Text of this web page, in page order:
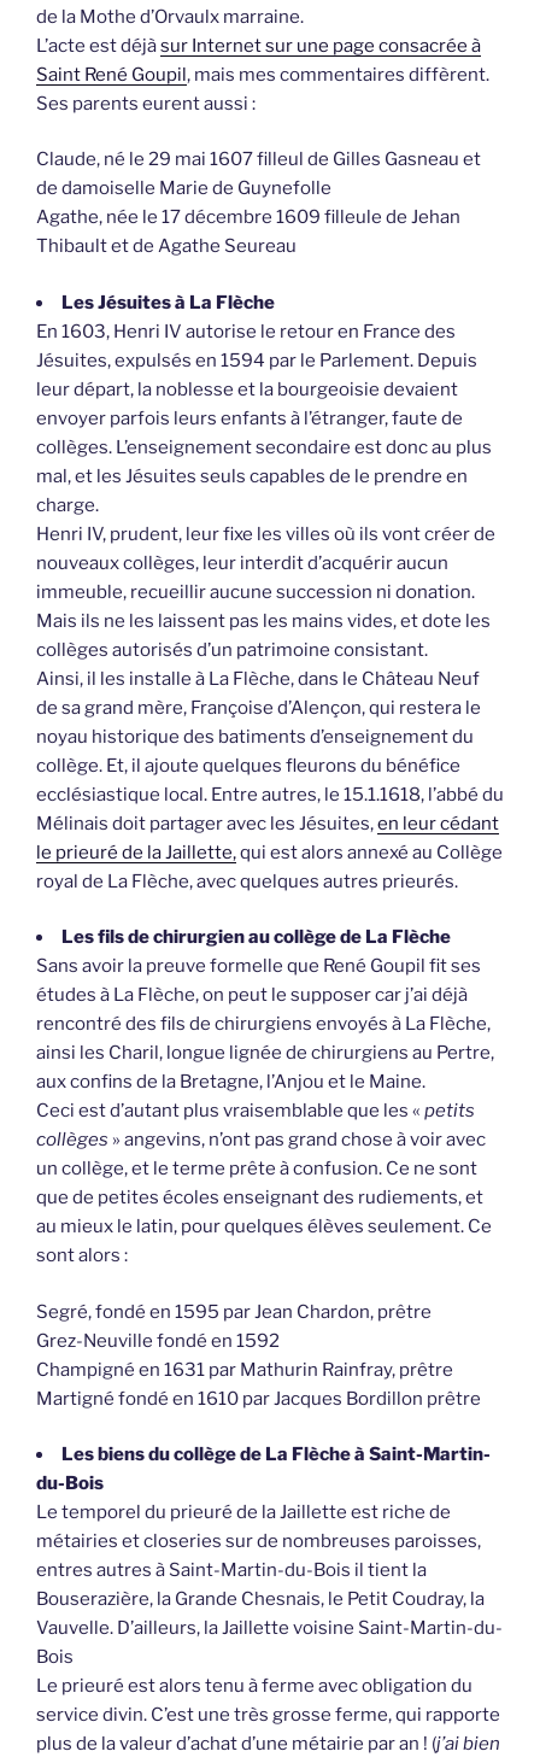
de la Mothe d’Orvaulx marraine.
L’acte est déjàsur Internet sur une page consacrée à
Saint René Goupil, mais mes commentaires diffèrent.
Ses parents eurent aussi :
Claude, né le 29 mai 1607 filleul de Gilles Gasneau et
de damoiselle Marie de Guynefolle
Agathe, née le 17 décembre 1609 filleule de Jehan
Thibault et de Agathe Seureau
Les Jésuites à La Flèche
En 1603, Henri IV autorise le retour en France des
Jésuites, expulsés en 1594 par le Parlement. Depuis
leur départ, la noblesse et la bourgeoisie devaient
envoyer parfois leurs enfants à l’étranger, faute de
collèges. L’enseignement secondaire est donc au plus
mal, et les Jésuites seuls capables de le prendre en
charge.
Henri IV, prudent, leur fixe les villes où ils vont créer de
nouveaux collèges, leur interdit d’acquérir aucun
immeuble, recueillir aucune succession ni donation.
Mais ils ne les laissent pas les mains vides, et dote les
collèges autorisés d’un patrimoine consistant.
Ainsi, il les installe à La Flèche, dans le Château Neuf
de sa grand mère, Françoise d’Alençon, qui restera le
noyau historique des batiments d’enseignement du
collège. Et, il ajoute quelques fleurons du bénéfice
ecclésiastique local. Entre autres, le 15.1.1618, l’abbé du
Mélinais doit partager avec les Jésuites,en leur cédant
le prieuré de la Jaillette,qui est alors annexé au Collège
royal de La Flèche, avec quelques autres prieurés.
Les fils de chirurgien au collège de La Flèche
Sans avoir la preuve formelle que René Goupil fit ses
études à La Flèche, on peut le supposer car j’ai déjà
rencontré des fils de chirurgiens envoyés à La Flèche,
ainsi les Charil, longue lignée de chirurgiens au Pertre,
aux confins de la Bretagne, l’Anjou et le Maine.
Ceci est d’autant plus vraisemblable que les « petits
collèges » angevins, n’ont pas grand chose à voir avec
un collège, et le terme prête à confusion. Ce ne sont
que de petites écoles enseignant des rudiements, et
au mieux le latin, pour quelques élèves seulement. Ce
sont alors :
Segré, fondé en 1595 par Jean Chardon, prêtre
Grez-Neuville fondé en 1592
Champigné en 1631 par Mathurin Rainfray, prêtre
Martigné fondé en 1610 par Jacques Bordillon prêtre
Les biens du collège de La Flèche à Saint-Martin-
du-Bois
Le temporel du prieuré de la Jaillette est riche de
métairies et closeries sur de nombreuses paroisses,
entres autres à Saint-Martin-du-Bois il tient la
Bouserazière, la Grande Chesnais, le Petit Coudray, la
Vauvelle. D’ailleurs, la Jaillette voisine Saint-Martin-du-
Bois
Le prieuré est alors tenu à ferme avec obligation du
service divin. C’est une très grosse ferme, qui rapporte
plus de la valeur d’achat d’une métairie par an ! (j’ai bien